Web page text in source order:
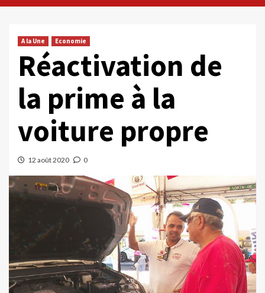
A la Une Economie
Réactivation de
la prime à la
voiture propre
12 août 2020 0